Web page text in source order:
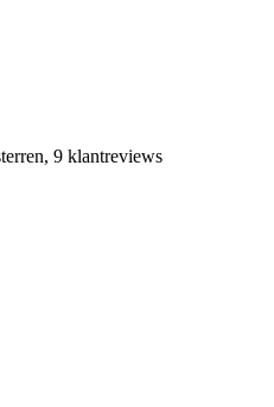
9 klantreviews